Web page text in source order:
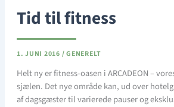
Tid til fitness
1. JUNI 2016 /GENERELT
Helt ny er fitness-oasen i ARCADEON –
sjælen. Det nye område kan, ud over
af dagsgæster til varierede pauser og